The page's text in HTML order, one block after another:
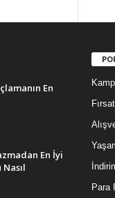
En
En İyi
Para